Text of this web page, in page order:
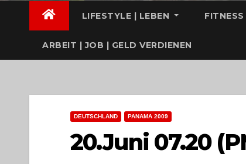
LIFESTYLE | LEBEN
ARBEIT | JOB | GELD VERDIENEN
DEUTSCHLAND PANAMA 2009
20.Juni 07.20